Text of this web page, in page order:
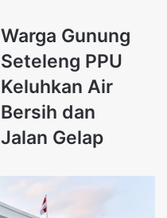
Warga
Gunung
Seteleng
PPU
Keluhkan
Air
Bersih
dan
Warga Gunung
Seteleng PPU
Keluhkan Air
Bersih dan
Jalan Gelap